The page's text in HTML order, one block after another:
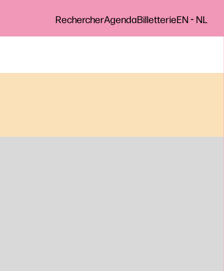
RechercherAgendaBilletterieEN-NL